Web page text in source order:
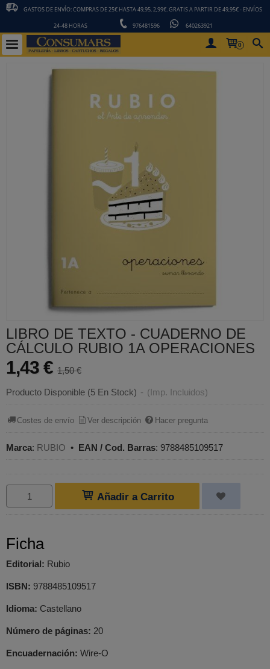
GASTOS DE ENVÍO: COMPRAS DE 25€ HASTA 49,95, 2,99€. GRATIS A PARTIR DE 49,95€ - ENVÍOS
24-48 HORAS 976481596 640263921
0
LIBRO DE TEXTO - CUADERNO DE
CÁLCULO RUBIO 1A OPERACIONES
1,43 € 1,50 €
Producto Disponible (5 En Stock) - (Imp. Incluidos)
Costes de envío Ver descripción Hacer pregunta
Marca: RUBIO • EAN / Cod. Barras: 9788485109517
Añadir a Carrito
Ficha
Editorial: Rubio
ISBN: 9788485109517
Idioma: Castellano
Número de páginas: 20
Encuadernación: Wire-O